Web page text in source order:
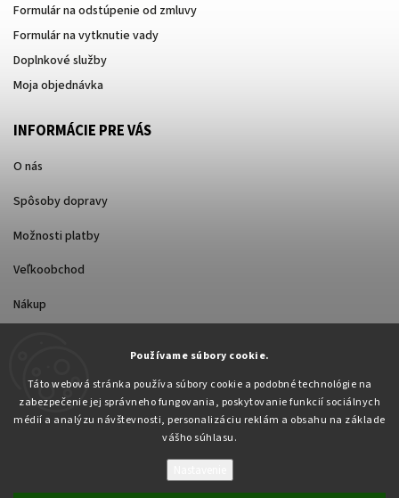
Používame súbory cookie.
Táto webová stránka používa súbory cookie a podobné technológie na
zabezpečenie jej správneho fungovania, poskytovanie funkcií sociálnych
médií a analýzu návštevnosti, personalizáciu reklám a obsahu na základe
vášho súhlasu.
Formulár na odstúpenie od zmluvy
Formulár na vytknutie vady
Doplnkové služby
Moja objednávka
INFORMÁCIE PRE VÁS
O nás
Spôsoby dopravy
Možnosti platby
Veľkoobchod
Nákup
Copyright 2026Pabex.sk. Všetky práva vyhradené.